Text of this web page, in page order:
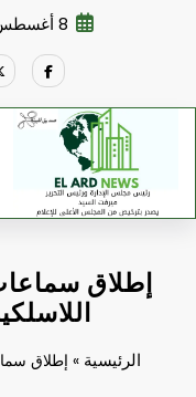
8 أغسطس، 2026
الرئيسية »